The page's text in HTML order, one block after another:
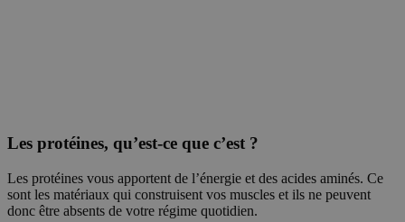
Les protéines, qu’est-ce que c’est ?
Les protéines vous apportent de l’énergie et des acides aminés. Ce
sont les matériaux qui construisent vos muscles et ils ne peuvent
donc être absents de votre régime quotidien.